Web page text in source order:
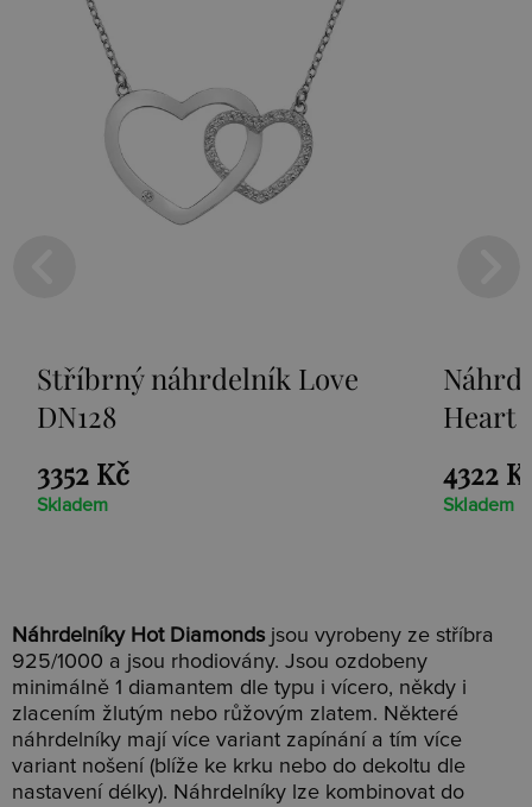
Stříbrný náhrdelník Love
DN128
3352 Kč
Skladem
Heart
4322
Skladem
Náhrdelníky Hot Diamonds jsou vyrobeny ze stříbra
925/1000 a jsou rhodiovány. Jsou ozdobeny
minimálně 1 diamantem dle typu i vícero, někdy i
zlacením žlutým nebo růžovým zlatem. Některé
náhrdelníky mají více variant zapínání a tím více
variant nošení (blíže ke krku nebo do dekoltu dle
nastavení délky). Náhrdelníky lze kombinovat do